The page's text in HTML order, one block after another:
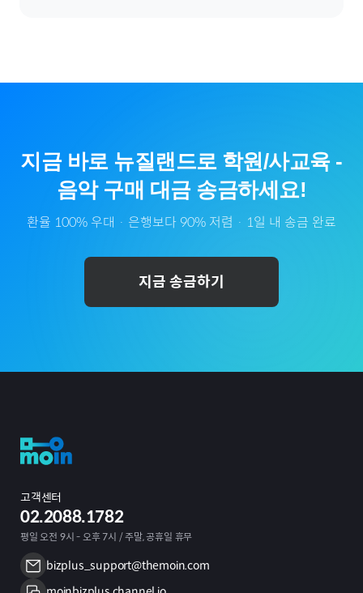
지금 바로 뉴질랜드로 학원/사교육-
음악구매 대금 송금하세요!
환율 100% 우대 · 은행보다 90% 저렴 · 1일 내 송금 완료
지금 송금하기
고객센터
02.2088.1782
평일 오전 9시 - 오후 7시 / 주말, 공휴일 휴무
bizplus_support@themoin.com